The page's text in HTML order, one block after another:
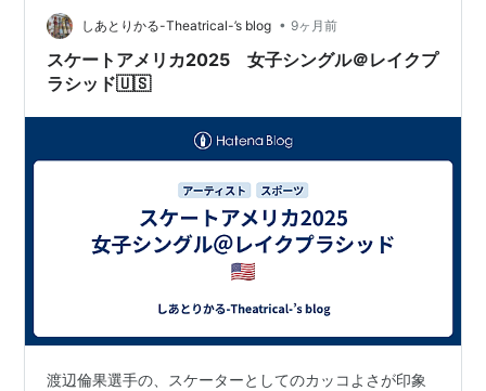
しあとりかる-Theatrical-’s blog • 9ヶ月前
スケートアメリカ2025 女子シングル＠レイクプ
ラシッド🇺🇸
渡辺倫果選手の、スケーターとしてのカッコよさが印象